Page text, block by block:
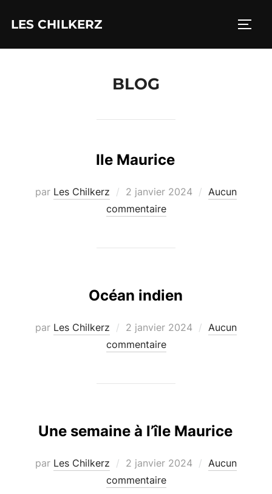
LES CHILKERZ
BLOG
Ile Maurice
par Les Chilkerz
Publié
le
2 janvier 2024
Aucun
commentaire
Océan indien
par Les Chilkerz
Publié
le
2 janvier 2024
Aucun
commentaire
Une semaine à l’île Maurice
par Les Chilkerz
Publié
le
2 janvier 2024
Aucun
commentaire